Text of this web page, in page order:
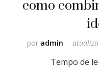
por admin
Tempo de